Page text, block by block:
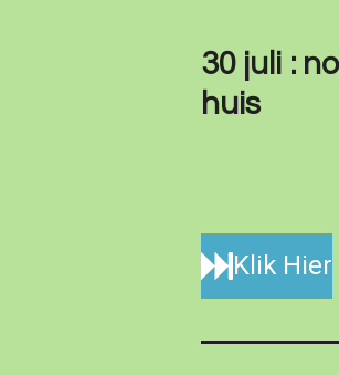
30 juli :
huis
Klik Hier